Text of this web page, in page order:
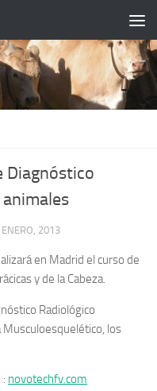
Diagnóstico
ENERO, 2013
en Madrid el curso de
y de la Cabeza.
Radiológico
los
novotechfv.com